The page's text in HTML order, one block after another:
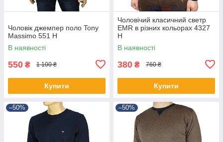
Чоловік джемпер поло Tony
Massimo 551 Н
В наявності
550 ₴ 1 100 ₴
Купити
Чоловічий класичний светр
EMR в різних кольорах 4327
Н
В наявності
380 ₴ 760 ₴
Купити
–50% –50%